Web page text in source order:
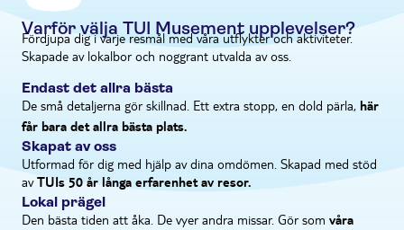
den. Espetos är mycket populära i Malaga, och du får se hur de
tillagas under en matlagningsdemo. Sardiner och andra fiskar
läggs på träkäpparna och rostas över en öppen eld som byggts
på sanden. När de är klara att äta kopplar du av vid vattnet och
sätter dig till bords.
Guidad rundtur
Privat rundtur
Varför välja TUI Musement upplevelser?
Fördjupa dig i varje resmål med våra utflykter och aktiviteter.
Skapade av lokalbor och noggrant utvalda av oss.
Endast det allra bästa
De små detaljerna gör skillnad. Ett extra stopp, en dold pärla, här
får bara det allra bästa plats.
Skapat av oss
Utformad för dig med hjälp av dina omdömen. Skapad med stöd
av TUIs 50 år långa erfarenhet av resor.
Lokal prägel
Den bästa tiden att åka. De vyer andra missar. Gör som våra